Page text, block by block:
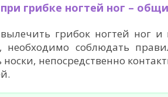
грибке ногтей ног –
грибок ногтей ног
необходимо соблюдать
носки, непосредственно